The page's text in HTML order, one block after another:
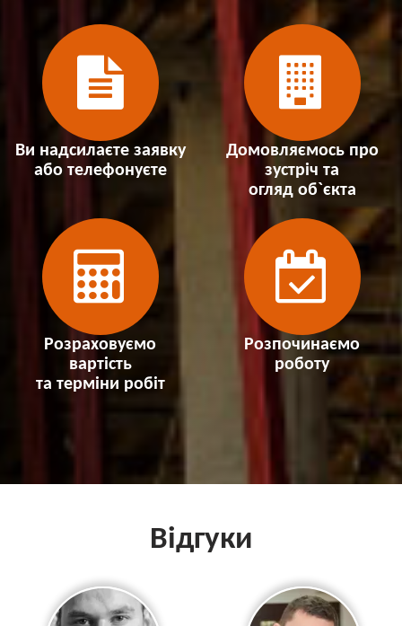
Ви надсилаєте заявку
або телефонуєте
Домовляємось про
зустріч та
огляд об`єкта
Розраховуємо
вартість
та терміни робіт
Розпочинаємо
роботу
Відгуки